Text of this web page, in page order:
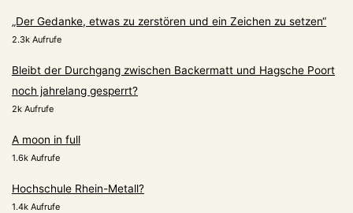
„Der Gedanke, etwas zu zerstören und ein Zeichen zu setzen“
2.3k Aufrufe
Bleibt der Durchgang zwischen Backermatt und Hagsche Poort
noch jahrelang gesperrt?
2k Aufrufe
A moon in full
1.6k Aufrufe
Hochschule Rhein-Metall?
1.4k Aufrufe